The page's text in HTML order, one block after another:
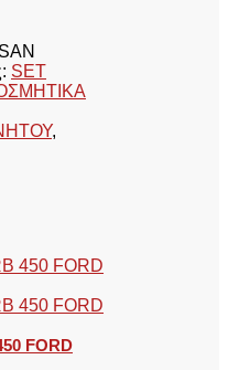
SET
,
FORD